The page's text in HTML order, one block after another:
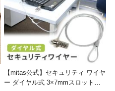
【mitas公式】セキュリティ ワイヤ
ー ダイヤル式 3×7mmスロット対